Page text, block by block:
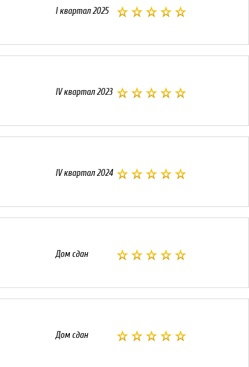
I квартал 2025
IV квартал 2023
IV квартал 2024
Дом сдан
Дом сдан